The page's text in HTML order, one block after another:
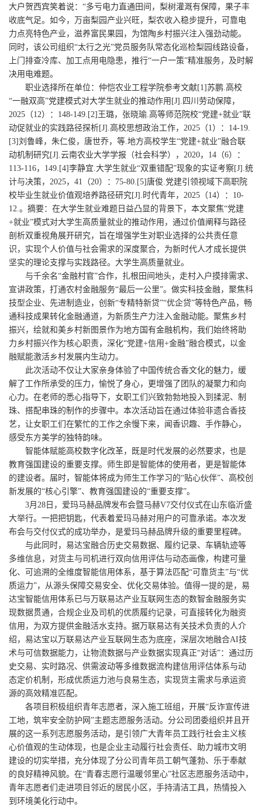
大户贺西宾笑着说：“多亏电力直通田间，梨树灌溉有保障，果子丰
收底气足。如今，万亩梨园产业兴旺，梨农收入稳步提升，可靠电
力点亮特色产业，滋养富民果园，为馆陶乡村振兴注入强劲动能。
同时，该公司组织“太行之光”党员服务队常态化巡检梨园线路设备，
上门排查冷库、加工点用电隐患，推行“一户一策”精准服务，及时解
决用电难题。
职业选择所在单位：仲恺农业工程学院参考文献[1]苏鹏.高校
“一融双高”党建模式对大学生就业的推动作用[J].四川劳动保障，
2025（12）：148-149.[2]王璐，张晓瑜.高等师范院校“党建+就业”联
动促就业的实践路径探析[J].高校思想政治工作，2025（1）：14-19.
[3]刘鲁峰，朱仁俊，唐世乔，等.地方高校学生“党建+就业”融合联
动机制研究[J].云南农业大学学报（社会科学），2020，14（6）：
113-116，149.[4]李静宜.大学生就业“双重错配”现象的实证考察[J].统
计与决策，2025，41（20）：75-80.[5]唐俊.党建引领视域下高职院
校毕业生就业价值观培养路径研究[J].时代青年，2025（14）：10-
12.。摘要：在大学生就业难题日益凸显的背景下，本文聚焦“党建
+就业”模式对大学生高质量就业的推动作用，通过价值阐释与路径
剖析双重视角展开研究，旨在增强学生对职业选择的公共责任意
识，实现个人价值与社会需求的深度聚合，为新时代人才成长提供
坚实的理论支撑与实践路径。大学生高质量就业。
与千余名“金融村官”合作，扎根田间地头，走村入户摸排需求、
宣讲政策，打通农村金融服务“最后一公里”。做实科技金融，聚焦科
技型企业、先进制造业，创新“专精特新贷”“优企贷”等特色产品，畅
通科技成果转化金融通道，为新质生产力注入金融动能。聚焦乡村
振兴，绘就和美乡村新图景作为地方国有金融机构，我们始终将助
力乡村振兴作为核心职责，深化“党建+信用+金融”融合模式，以金
融赋能激活乡村发展内生动力。
此次活动不仅让大家亲身体验了中国传统合香文化的魅力，缓
解了工作所承受的压力，愉悦了身心，更增强了团队的凝聚力和向
心力。在老师的悉心指导下，女职工们兴致勃勃地投入到揉泥、制
珠、搭配串珠的制作的步骤中。本次活动旨在通过体验非遗合香技
艺，让女职工们在繁忙的工作之余慢下来，闻香识趣、手作静心，
感受东方美学的独特韵味。
智能体赋能高校数字化改革，既是时代发展的必然要求，也是
教育强国建设的重要支撑。师生即是智能体的使用者，更是智能体
的建设者。届时，智能体将成为师生工作学习的“贴心伙伴”、高校创
新发展的“核心引擎”、教育强国建设的“重要支撑”。
3月28日，爱玛马赫品牌发布会暨马赫V7交付仪式在山东临沂盛
大举行。一把把钥匙，代表着爱玛马赫对用户的可靠承诺。本次发
布会与交付仪式的成功举办，是爱玛马赫品牌升级的重要里程碑。
与此同时，易达宝融合历史交易数据、履约记录、车辆轨迹等
多维信息，对货主与司机进行双向信用评估与动态画像，构建可量
化、可追溯的全维度智能信用体系，基于算法匹配“可靠货主”与“优
质运力”，从源头保障交易安全、优化交易体验。值得一提的是，易
达宝智能信用体系已与万联易达产业互联网生态的数智金融服务实
现数据贯通，合规企业及司机的优质履约记录，可直接转化为融资
信用，为双方提供金融活水支持。据万联易达有关技术负责的人介
绍，易达宝以万联易达产业互联网生态为底座，深层次地融合AI技
术与可信数据能力，让物流数据与产业数据实现真正“对话”：通过历
史交易、实时路况、供需波动等多维数据流构建信用评估体系与动
态定价机制，形成优质运力池与良易生态，实现货主需求与承运资
源的高效精准匹配。
各项目积极组织青年志愿者，深入施工班组，开展“反诈宣传进
工地，筑牢安全防护网”主题志愿服务活动。分公司团委组织并且开
展的这一系列志愿服务活动，是引领广大青年员工践行社会主义核
心价值观的生动体现，也是企业主动履行社会责任、助力城市文明
建设的切实举措，充分体现了分公司青年员工朝气蓬勃、乐于奉献
的良好精神风貌。在“青春志愿行温暖邻里心”社区志愿服务活动中，
青年志愿者们走进项目邻近的居民小区，手持清洁工具，热情投入
到环境美化行动中。